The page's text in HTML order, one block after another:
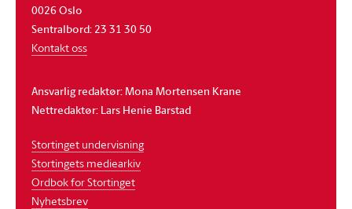
0026 Oslo
Sentralbord: 23 31 30 50
Kontakt oss
Ansvarlig redaktør: Mona Mortensen Krane
Nettredaktør: Lars Henie Barstad
Stortinget undervisning
Stortingets mediearkiv
Ordbok for Stortinget
Nyhetsbrev